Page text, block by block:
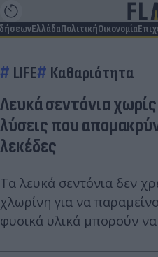
ΕλλάδαΠολιτικήΟικονομία
LIFE Καθαριότητα
Λευκά σεντόνια
λύσεις που
λεκέδες
Τα λευκά σεντόνια δεν
χλωρίνη για να
φυσικά υλικά μπορούν